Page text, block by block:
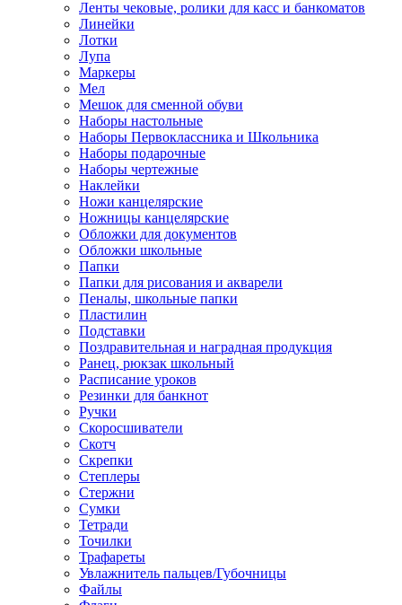
Ленты чековые, ролики для касс и банкоматов
Линейки
Лотки
Лупа
Маркеры
Мел
Мешок для сменной обуви
Наборы настольные
Наборы Первоклассника и Школьника
Наборы подарочные
Наборы чертежные
Наклейки
Ножи канцелярские
Ножницы канцелярские
Обложки для документов
Обложки школьные
Папки
Папки для рисования и акварели
Пеналы, школьные папки
Пластилин
Подставки
Поздравительная и наградная продукция
Ранец, рюкзак школьный
Расписание уроков
Резинки для банкнот
Ручки
Скоросшиватели
Скотч
Скрепки
Степлеры
Стержни
Сумки
Тетради
Точилки
Трафареты
Увлажнитель пальцев/Губочницы
Файлы